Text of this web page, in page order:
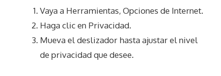
Vaya a Herramientas, Opciones de Internet.
Haga clic en Privacidad.
Mueva el deslizador hasta ajustar el nivel
de privacidad que desee.